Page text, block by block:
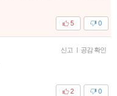
0
5
신고 | 공감 확인
0
2